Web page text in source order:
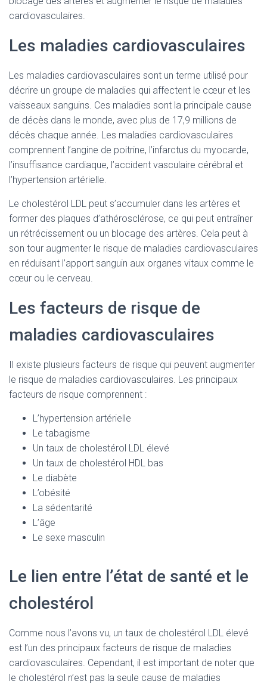
cardiovasculaires.
Les maladies cardiovasculaires
Les maladies cardiovasculaires sont un terme utilisé pour
décrire un groupe de maladies qui affectent le cœur et les
vaisseaux sanguins. Ces maladies sont la principale cause
de décès dans le monde, avec plus de 17,9 millions de
décès chaque année. Les maladies cardiovasculaires
comprennent l’angine de poitrine, l’infarctus du myocarde,
l’insuffisance cardiaque, l’accident vasculaire cérébral et
l’hypertension artérielle.
Le cholestérol LDL peut s’accumuler dans les artères et
former des plaques d’athérosclérose, ce qui peut entraîner
un rétrécissement ou un blocage des artères. Cela peut à
son tour augmenter le risque de maladies cardiovasculaires
en réduisant l’apport sanguin aux organes vitaux comme le
cœur ou le cerveau.
Les facteurs de risque de
maladies cardiovasculaires
Il existe plusieurs facteurs de risque qui peuvent augmenter
le risque de maladies cardiovasculaires. Les principaux
facteurs de risque comprennent :
L’hypertension artérielle
Le tabagisme
Un taux de cholestérol LDL élevé
Un taux de cholestérol HDL bas
Le diabète
L’obésité
La sédentarité
L’âge
Le sexe masculin
Le lien entre l’état de santé et le
cholestérol
Comme nous l’avons vu, un taux de cholestérol LDL élevé
est l’un des principaux facteurs de risque de maladies
cardiovasculaires. Cependant, il est important de noter que
le cholestérol n’est pas la seule cause de maladies